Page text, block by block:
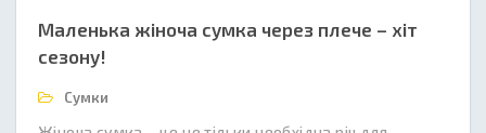
Маленька жіноча сумка через плече – хіт
сезону!
Сумки